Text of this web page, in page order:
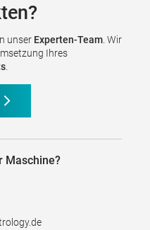
unser Experten-Team . Wir
Ihres
Maschine?